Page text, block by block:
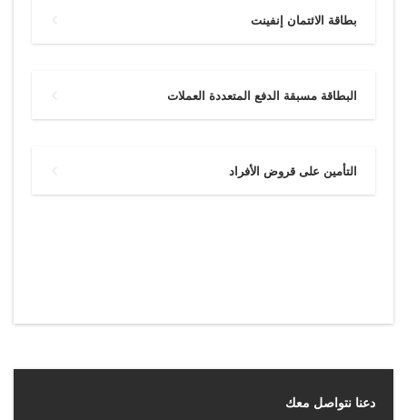
بطاقة الائتمان إنفينت
البطاقة مسبقة الدفع المتعددة العملات
التأمين على قروض الأفراد
دعنا نتواصل معك